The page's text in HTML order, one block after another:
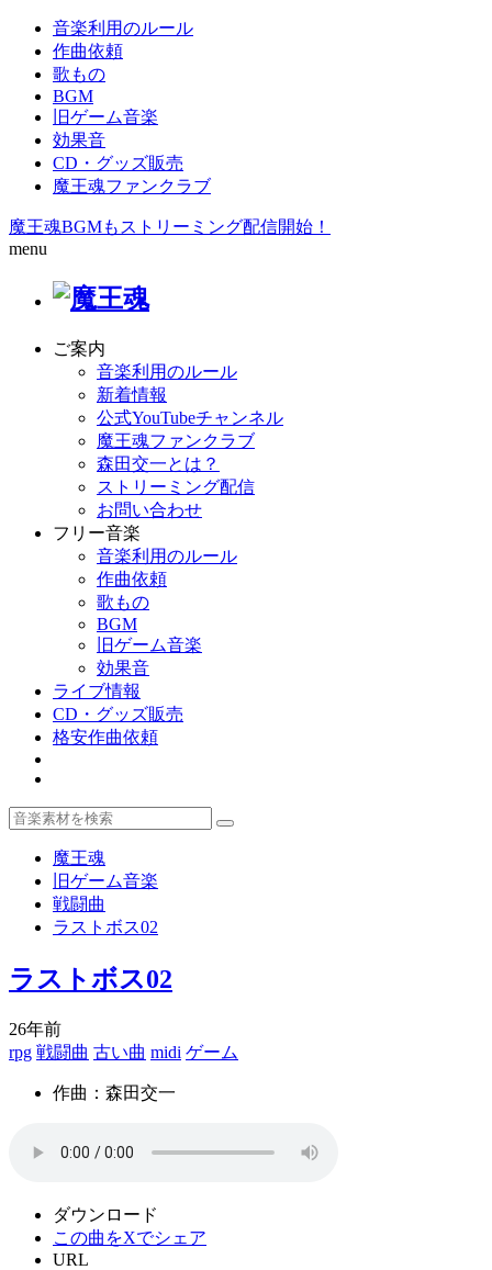
音楽利用のルール
作曲依頼
歌もの
BGM
旧ゲーム音楽
効果音
CD・グッズ販売
魔王魂ファンクラブ
魔王魂BGMもストリーミング配信開始！
menu
ご案内
音楽利用のルール
新着情報
公式YouTubeチャンネル
魔王魂ファンクラブ
森田交一とは？
ストリーミング配信
お問い合わせ
フリー音楽
音楽利用のルール
作曲依頼
歌もの
BGM
旧ゲーム音楽
効果音
ライブ情報
CD・グッズ販売
格安作曲依頼
魔王魂
旧ゲーム音楽
戦闘曲
ラストボス02
ラストボス02
26年前
rpg 戦闘曲 古い曲 midi ゲーム
作曲：森田交一
ダウンロード
この曲をXでシェア
URL